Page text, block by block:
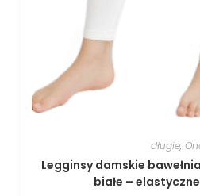
długie,
Legginsy damskie
białe –